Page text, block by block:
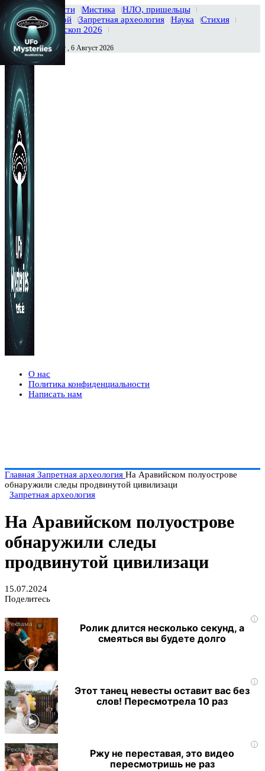
Главная Новости Мистика
НЛО, пришельцы
Тайны вселенной
Запретная археология Наука
Стихия
История
Гороскоп 2026
Сегодня Четверг , 6 Август 2026
О нас
Политика конфиденциальности
Написать нам
Главная Запретная археология На Аравийском полуострове
обнаружили следы продвинутой цивилизаци
Запретная археология
На Аравийском полуострове
обнаружили следы
продвинутой цивилизаци
15.07.2024
Поделитесь
i
Ролик длится несколько секунд, а
смеяться вы будете долго
i
Этот танец невесты оставит вас без
слов! Пересмотрела 10 раз
i
Ржу не переставая, это видео
пересмотришь не раз